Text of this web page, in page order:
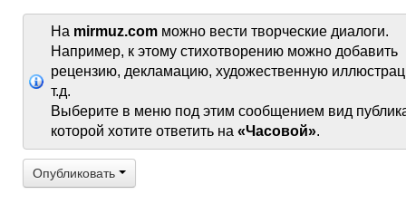
На mirmuz.com можно вести творческие диалоги.
Например, к этому стихотворению можно добавить
рецензию, декламацию, художественную
т.д.
Выберите в меню под этим сообщением вид
которой хотите ответить на «Часовой».
Опубликовать